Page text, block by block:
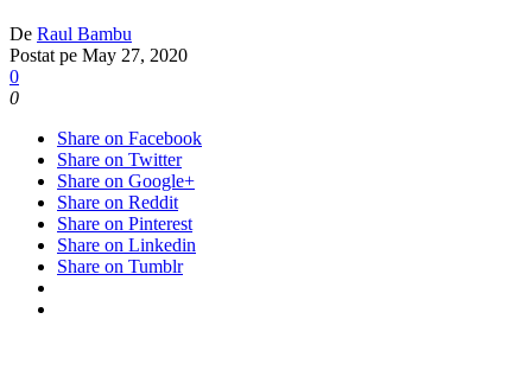
De Raul Bambu
Postat pe May 27, 2020
0
0
Share on Facebook
Share on Twitter
Share on Google+
Share on Reddit
Share on Pinterest
Share on Linkedin
Share on Tumblr